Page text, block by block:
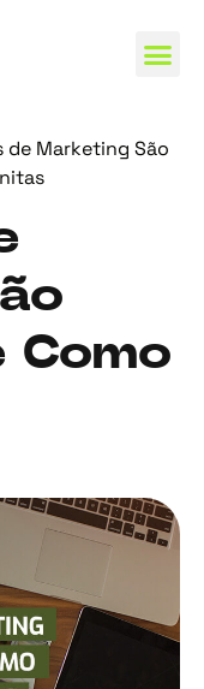
de Marketing São
Como